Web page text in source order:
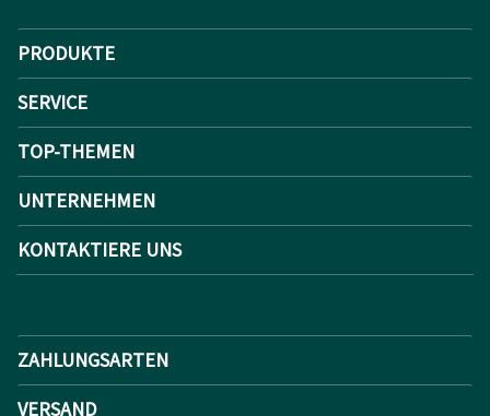
PRODUKTE
SERVICE
TOP-THEMEN
UNTERNEHMEN
KONTAKTIERE UNS
ZAHLUNGSARTEN
VERSAND